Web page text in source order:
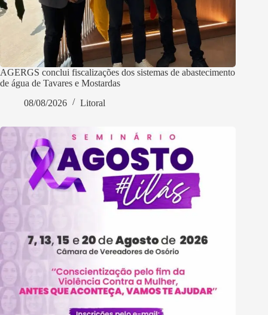
AGERGS conclui fiscalizações dos sistemas de abastecimento
de água de Tavares e Mostardas
08/08/2026
Litoral